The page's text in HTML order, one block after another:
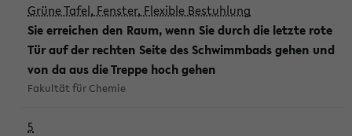
Grüne Tafel, Fenster, Flexible Bestuhlung
Sie erreichen den Raum, wenn Sie durch die letzte rote
Tür auf der rechten Seite des Schwimmbads gehen und
von da aus die Treppe hoch gehen
Fakultät für Chemie
5